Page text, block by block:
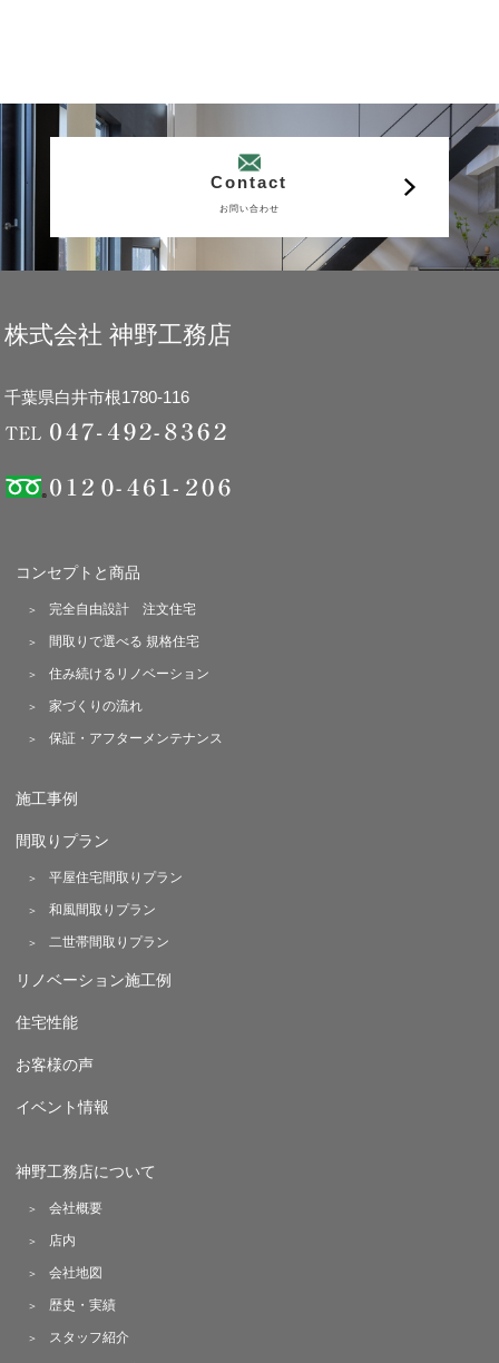
Contact
お問い合わせ
株式会社 神野工務店
千葉県白井市根1780-116
コンセプトと商品
完全自由設計 注文住宅
間取りで選べる 規格住宅
住み続けるリノベーション
家づくりの流れ
保証・アフターメンテナンス
施工事例
間取りプラン
平屋住宅間取りプラン
和風間取りプラン
二世帯間取りプラン
リノベーション施工例
住宅性能
お客様の声
イベント情報
神野工務店について
会社概要
店内
会社地図
歴史・実績
スタッフ紹介